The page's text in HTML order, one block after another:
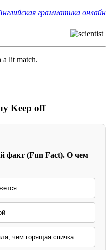
грамматика онлайн
a lit match.
Keep off
факт (Fun Fact). О чем
чем горящая спичка